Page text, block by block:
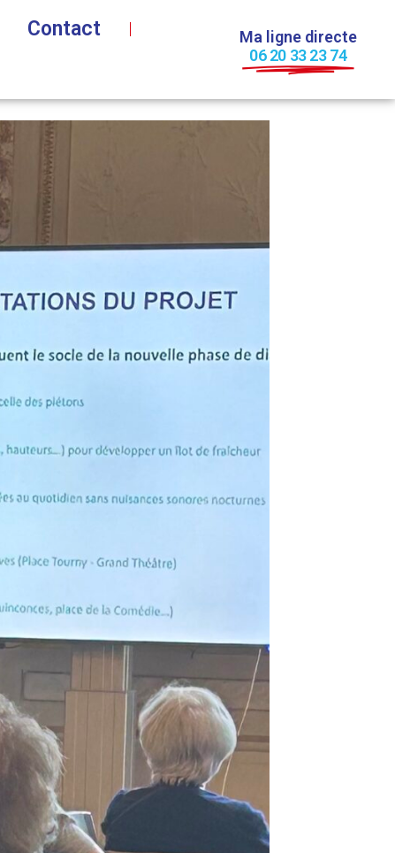
Contact
Ma ligne directe
06 20 33 23 74